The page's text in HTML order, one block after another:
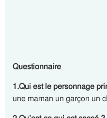
Questionnaire
1.Qui est le personnage
une maman un garçon un